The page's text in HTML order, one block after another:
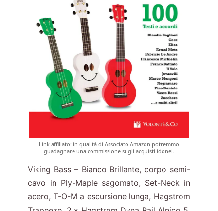
Link affiliato: in qualità di Associato Amazon potremmo
guadagnare una commissione sugli acquisti idonei.
Viking Bass – Bianco Brillante, corpo semi-
cavo in Ply-Maple sagomato, Set-Neck in
acero, T-O-M a escursione lunga, Hagstrom